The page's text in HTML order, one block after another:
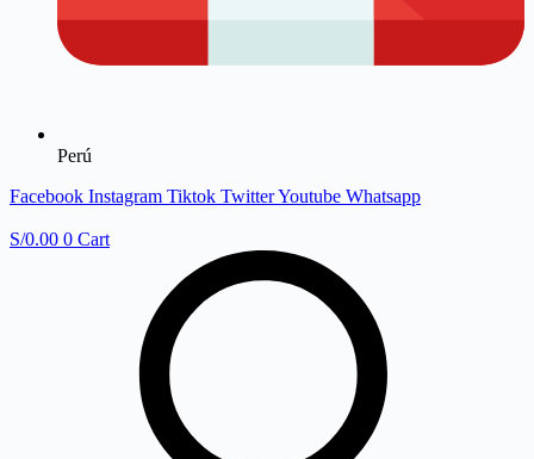
Perú
Facebook Instagram Tiktok TwitterYoutube Whatsapp
S/0.00 0 Cart